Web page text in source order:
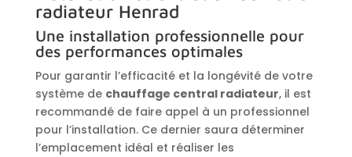
radiateur Henrad
Une installation professionnelle pour
des performances optimales
Pour garantir l’efficacité et la longévité de votre
système de chauffage central radiateur, il est
recommandé de faire appel à un professionnel
pour l’installation. Ce dernier saura déterminer
l’emplacement idéal et réaliser les